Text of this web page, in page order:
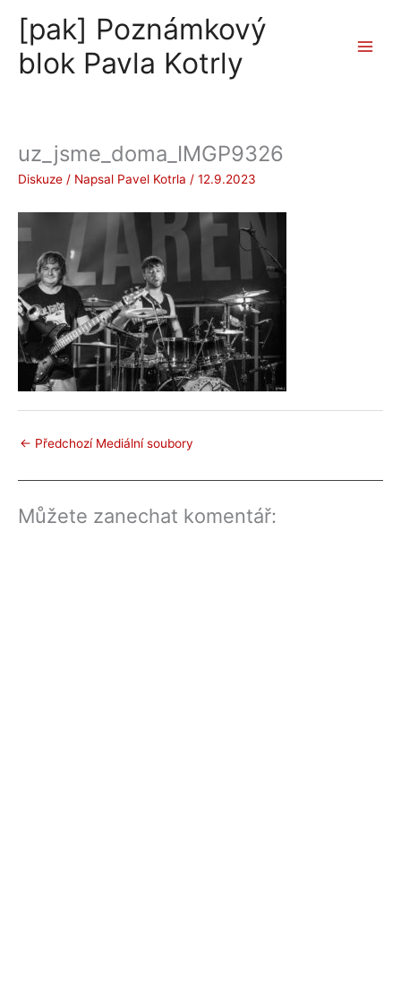
obsah
[pak] Poznámkový
blok Pavla Kotrly
uz_jsme_doma_IMGP9326
Diskuze / Napsal Pavel Kotrla / 12.9.2023
← Předchozí Mediální soubory
Můžete zanechat komentář: